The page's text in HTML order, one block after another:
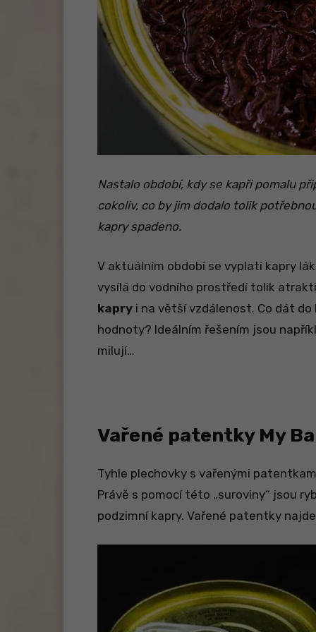
Nastalo období, kdy se kapři pomalu
cokoliv, co by jim dodalo tolik
kapry spadeno.
V aktuálním období se vyplatí kapry
vysílá do vodního prostředí tolik
kapry i na větší vzdálenost. Co dát
hodnoty? Ideálním řešením jsou
milují…
Vařené patentky My
Tyhle plechovky s vařenými
Právě s pomocí této „suroviny“ jsou
podzimní kapry. Vařené patentky